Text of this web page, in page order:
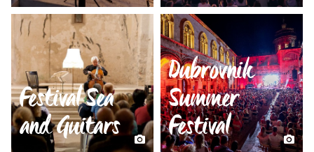
Festival Sea
and Guitars
Dubrovnik
Summer
Festival